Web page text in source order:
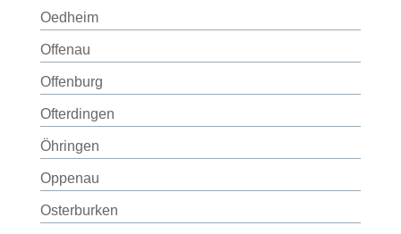
Oedheim
Offenau
Offenburg
Ofterdingen
Öhringen
Oppenau
Osterburken